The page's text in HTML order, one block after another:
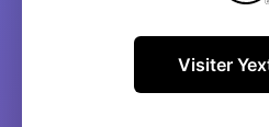
Visiter